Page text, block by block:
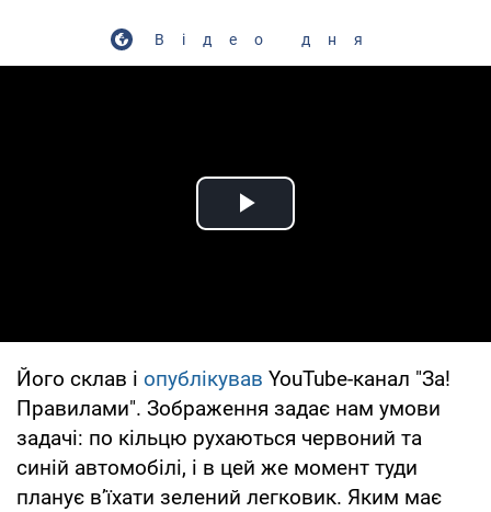
Відео дня
Play Video
Його склав і опублікував YouTube-канал "За!
Правилами". Зображення задає нам умови
задачі: по кільцю рухаються червоний та
синій автомобілі, і в цей же момент туди
планує в’їхати зелений легковик. Яким має